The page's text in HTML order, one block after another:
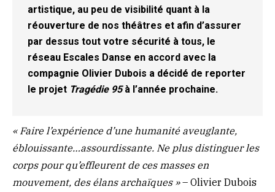
artistique, au peu de visibilité quant à la
réouverture de nos théâtres et afin d’assurer
par dessus tout votre sécurité à tous, le
réseau Escales Danse en accord avec la
compagnie Olivier Dubois a décidé de reporter
le projet Tragédie 95à l’année prochaine.
« Faire l’expérience d’une humanité aveuglante,
éblouissante…assourdissante. Ne plus distinguer les
corps pour qu’effleurent de ces masses en
mouvement, des élans archaïques »– Olivier Dubois